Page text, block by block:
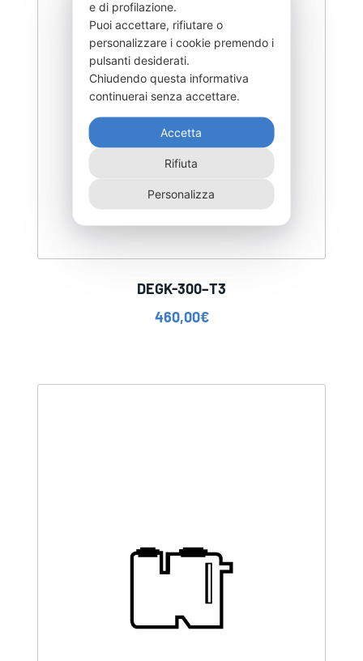
DEGK-300–T3
460,00€
e di profilazione.
Puoi accettare, rifiutare o
personalizzare i cookie premendo i
pulsanti desiderati.
Chiudendo questa informativa
continuerai senza accettare.
Accetta
Rifiuta
Personalizza